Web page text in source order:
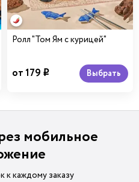
Ролл "Том Ям с курицей"
от 179 i Выбрать
мобильное
к каждому заказу